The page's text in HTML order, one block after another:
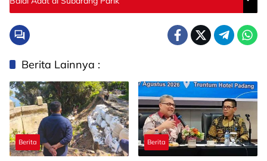
Berita Lainnya :
Berita Berita